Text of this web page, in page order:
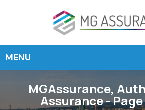
MGAssurance,
Assurance - Page